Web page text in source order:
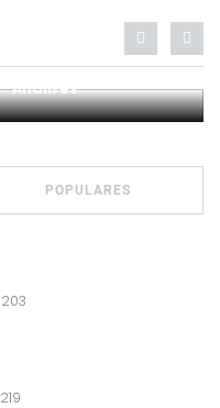
Análises
POPULARES
203
219